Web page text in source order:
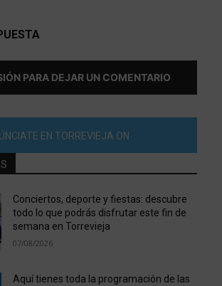
PARA DEJAR UN COMENTARIO
EN TORREVIEJA ON
Conciertos, deporte y fiestas: descubre
todo lo que podrás disfrutar este fin de
semana en Torrevieja
07/08/2026
Aquí tienes toda la programación de las